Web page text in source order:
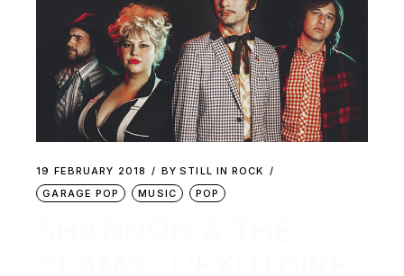
19 FEBRUARY 2018 BY STILL IN ROCK
GARAGE POP
MUSIC POP